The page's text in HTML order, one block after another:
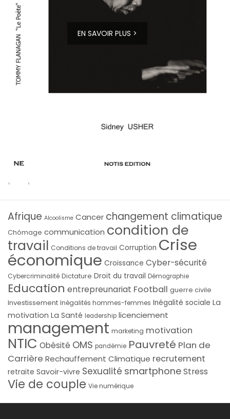
EN SAVOIR PLUS >
Afrique Alcoolisme Cancer changement climatique
Chômage communication condition de
travail Conditions de travail Corruption Crise
économique Croissance Cyber-sécurité
Cybercriminalité Dictature Droit du travail Démographie
Education entrepreunariat Football guerre civile
Investissement Inégalités hommes-femmes Inégalité sociale La
motivation La Santé leadership licenciement
management marketing motivation
NTIC Obésité OMS pandémie Pauvreté Plan de
Carrière Rechauffement Climatique recrutement
retraite Savoir-vivre Sexualité smartphoneStress
Vie de couple Vie numérique